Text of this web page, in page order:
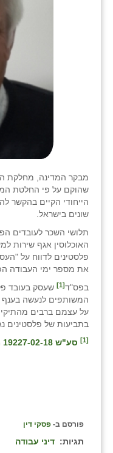
מבקר המדינה, מחלקת
שהוקם על פי החלטת
הייחודי הקיים בהקשר
שונים בישראל.
תלושי השכר לעובדים
האוכלוסין אגף שירות
פלסטינים לדווח על
את מספר ימי העבודה
בפס"ד[1]
שעסק בעובד
המשותפים לנעשה בענף
על עצמם ברבים
בתביעות של פלסטינים
[1] סע"ש 19227-02-18 מוחמד גביר נ' אברהם שלי
פורסם ב- פסקי דין
תגיות: דיני עבודה